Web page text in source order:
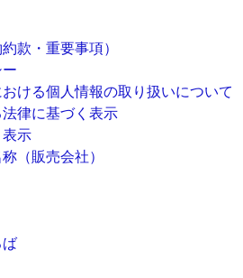
款・重要事項）
ける個人情報の取り扱いについて
律に基づく表示
示
（販売会社）
ば